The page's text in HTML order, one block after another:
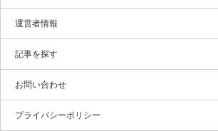
運営者情報
記事を探す
お問い合わせ
プライバシーポリシー